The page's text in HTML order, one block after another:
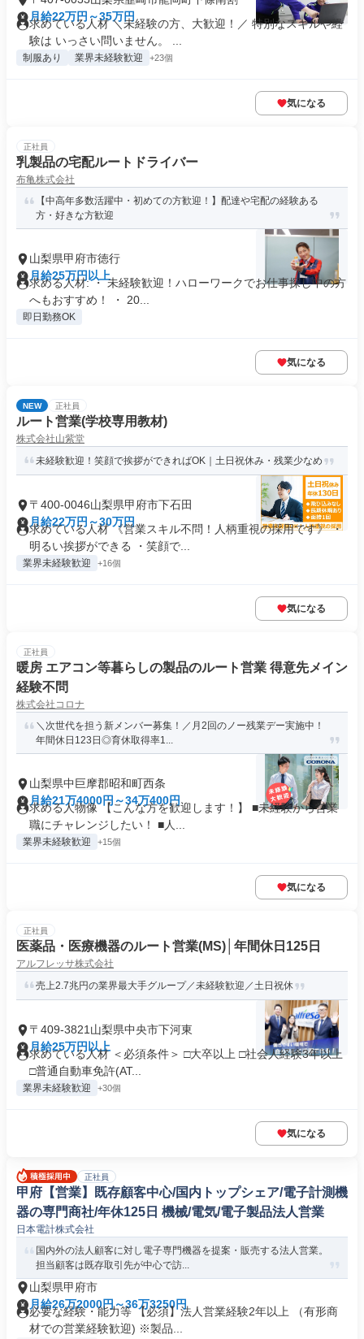
月給22万円～35万円
求めている人材 ＼未経験の方、大歓迎！／ 特別なスキルや経
験は いっさい問いません。 ...
制服あり 業界未経験歓迎 +23個
気になる
正社員
乳製品の宅配ルートドライバー
布亀株式会社
【中高年多数活躍中・初めての方歓迎！】配達や宅配の経験ある
方・好きな方歓迎
山梨県甲府市徳行
月給25万円以上
求める人材: ・ 未経験歓迎！ハローワークでお仕事探し中の方
へもおすすめ！ ・ 20...
即日勤務OK
気になる
NEW 正社員
ルート営業(学校専用教材)
株式会社山紫堂
未経験歓迎！笑顔で挨拶ができればOK｜土日祝休み・残業少なめ
〒400-0046山梨県甲府市下石田
月給22万円～30万円
求めている人材 《営業スキル不問！人柄重視の採用です》 ・
明るい挨拶ができる ・笑顔で...
業界未経験歓迎 +16個
気になる
正社員
暖房 エアコン等暮らしの製品のルート営業 得意先メイン
経験不問
株式会社コロナ
＼次世代を担う新メンバー募集！／月2回のノー残業デー実施中！
年間休日123日◎育休取得率1...
山梨県中巨摩郡昭和町西条
月給21万4000円～34万400円
求める人物像 【こんな方を歓迎します！】 ■未経験から営業
職にチャレンジしたい！ ■人...
業界未経験歓迎 +15個
気になる
正社員
医薬品・医療機器のルート営業(MS)│年間休日125日
アルフレッサ株式会社
売上2.7兆円の業界最大手グループ／未経験歓迎／土日祝休
〒409-3821山梨県中央市下河東
月給25万円以上
求めている人材 ＜必須条件＞ □大卒以上 □社会人経験3年以上
□普通自動車免許(AT...
業界未経験歓迎 +30個
気になる
正社員
甲府【営業】既存顧客中心/国内トップシェア/電子計測機
器の専門商社/年休125日 機械/電気/電子製品法人営業
日本電計株式会社
国内外の法人顧客に対し電子専門機器を提案・販売する法人営業。
担当顧客は既存取引先が中心で訪...
山梨県甲府市
月給26万2000円～36万3250円
必要な経験・能力等 【必須】法人営業経験2年以上 （有形商
材での営業経験歓迎) ※製品...